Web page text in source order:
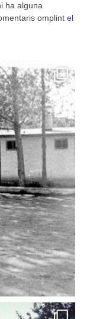
ha alguna
omplint el